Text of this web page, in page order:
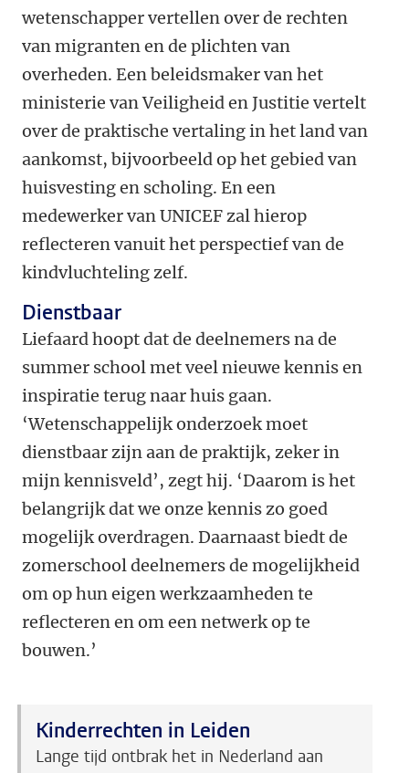
wetenschapper vertellen over de rechten
van migranten en de plichten van
overheden. Een beleidsmaker van het
ministerie van Veiligheid en Justitie vertelt
over de praktische vertaling in het land van
aankomst, bijvoorbeeld op het gebied van
huisvesting en scholing. En een
medewerker van UNICEF zal hierop
reflecteren vanuit het perspectief van de
kindvluchteling zelf.
Dienstbaar
Liefaard hoopt dat de deelnemers na de
summer school met veel nieuwe kennis en
inspiratie terug naar huis gaan.
‘Wetenschappelijk onderzoek moet
dienstbaar zijn aan de praktijk, zeker in
mijn kennisveld’, zegt hij. ‘Daarom is het
belangrijk dat we onze kennis zo goed
mogelijk overdragen. Daarnaast biedt de
zomerschool deelnemers de mogelijkheid
om op hun eigen werkzaamheden te
reflecteren en om een netwerk op te
bouwen.’
Kinderrechten in Leiden
Lange tijd ontbrak het in Nederland aan